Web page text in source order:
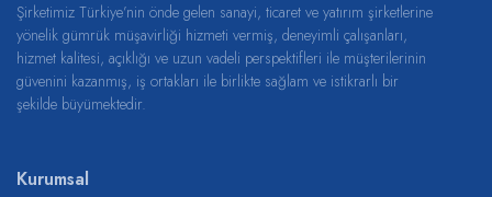
Şirketimiz Türkiye’nin önde gelen sanayi, ticaret ve yatırım şirketlerine
yönelik gümrük müşavirliği hizmeti vermiş, deneyimli çalışanları,
hizmet kalitesi, açıklığı ve uzun vadeli perspektifleri ile müşterilerinin
güvenini kazanmış, iş ortakları ile birlikte sağlam ve istikrarlı bir
şekilde büyümektedir.
Kurumsal